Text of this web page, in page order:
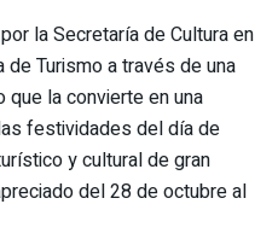
la Secretaría de Cultura en
Turismo a través de una
la convierte en una
festividades del día de
y cultural de gran
del 28 de octubre al